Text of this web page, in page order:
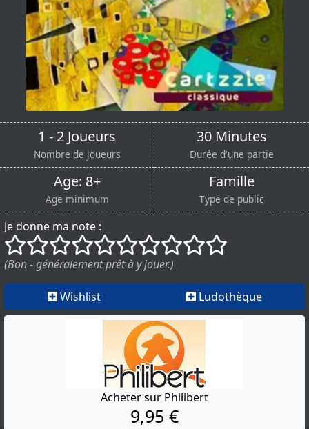
1 - 2 Joueurs
Nombre de joueurs
30 Minutes
Durée d'une partie
Age: 8+
Age minimum
Famille
Type de public
Je donne ma note :
()
() () () () () () () ()
()
(Bon - généralement prêt à y jouer.)
Wishlist Ludothèque
Acheter sur Philibert
9,95 €